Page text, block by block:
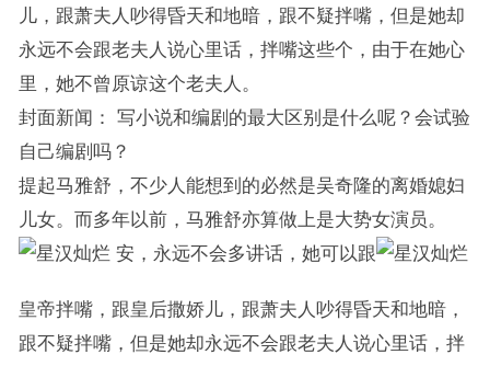
儿，跟萧夫人吵得昏天和地暗，跟不疑拌嘴，但是她却
永远不会跟老夫人说心里话，拌嘴这些个，由于在她心
里，她不曾原谅这个老夫人。
封面新闻： 写小说和编剧的最大区别是什么呢？会试验
自己编剧吗？
提起马雅舒，不少人能想到的必然是吴奇隆的离婚媳妇
儿女。而多年以前，马雅舒亦算做上是大势女演员。
安，永远不会多讲话，她可以跟
皇帝拌嘴，跟皇后撒娇儿，跟萧夫人吵得昏天和地暗，
跟不疑拌嘴，但是她却永远不会跟老夫人说心里话，拌